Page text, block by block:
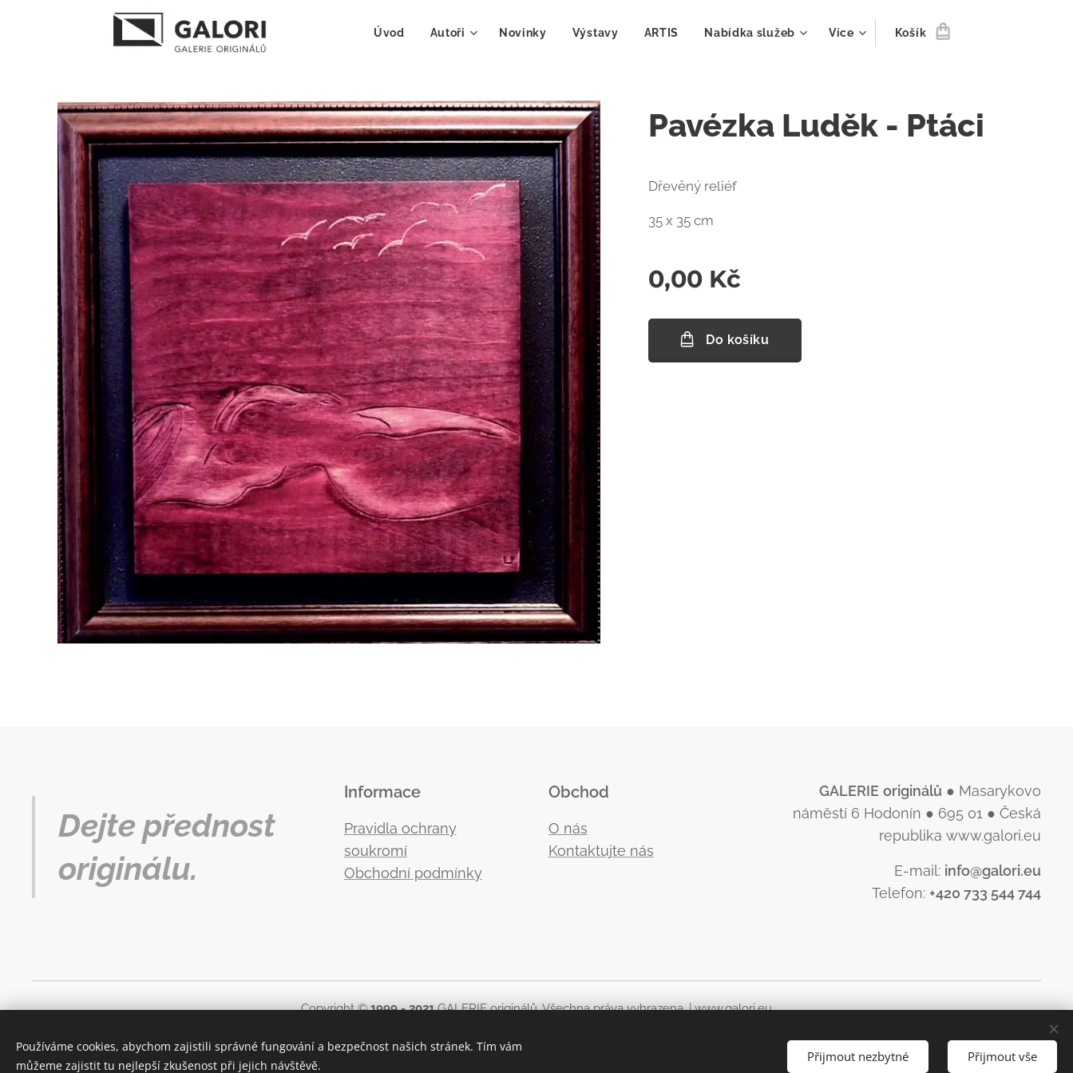
Úvod Autoři Novinky Výstavy ARTIS Nabídka služeb Více Košík
Pavézka Luděk - Ptáci
Dřevěný reliéf
35 x 35 cm
0,00 Kč
Do košíku
Dejte přednost
originálu.
Informace
Pravidla ochrany
soukromí
Obchodní podmínky
Obchod
O nás
Kontaktujte nás
GALERIE originálů ● Masarykovo
náměstí 6 Hodonín ● 695 01 ● Česká
republika www.galori.eu
E-mail: info@galori.eu
Telefon: +420 733 544 744
Copyright ©1999 - 2021GALERIE originálů. Všechna práva vyhrazena. |www.galori.eu
originálů zakázáno.
Používáme cookies, abychom zajistili správné fungování a bezpečnost našich stránek. Tím vám
můžeme zajistit tu nejlepší zkušenost při jejich návštěvě.
Přijmout nezbytné Přijmout vše